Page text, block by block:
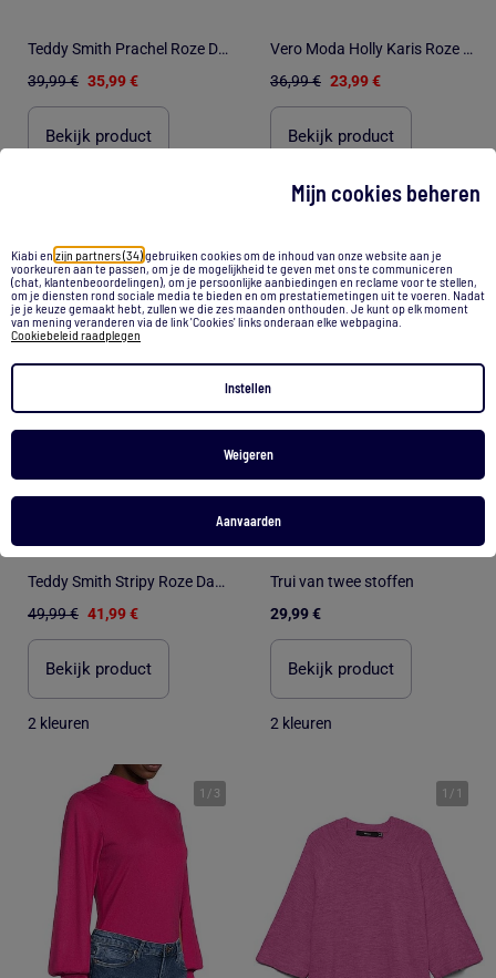
Mijn cookies beheren
Kiabi enzijn partners (34)gebruiken cookies om de inhoud van onze website aan je
voorkeuren aan te passen, om je de mogelijkheid te geven met ons te communiceren
(chat, klantenbeoordelingen), om je persoonlijke aanbiedingen en reclame voor te stellen,
om je diensten rond sociale media te bieden en om prestatiemetingen uit te voeren. Nadat
je je keuze gemaakt hebt, zullen we die zes maanden onthouden. Je kunt op elk moment
van mening veranderen via de link 'Cookies' links onderaan elke webpagina.
Cookiebeleid raadplegen
Instellen
Weigeren
Aanvaarden
Teddy Smith Prachel Roze Dames Trui met Pailletten
39,99 € 35,99 €
Bekijk product
Vero Moda Holly Karis Roze Dames Trui
36,99 € 23,99 €
Bekijk product
2 kleuren
1/2
Teddy Smith Stripy Roze Dames Trui
49,99 € 41,99 €
Bekijk product
2 kleuren
Trui van twee stoffen
29,99 €
Bekijk product
2 kleuren
1 / 3 1 / 1